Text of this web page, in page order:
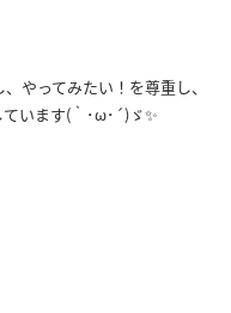
やってみたい！を尊重し、
います(｀･ω･´)ゞ✨